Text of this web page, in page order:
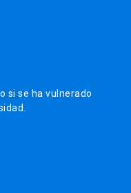
si se ha vulnerado